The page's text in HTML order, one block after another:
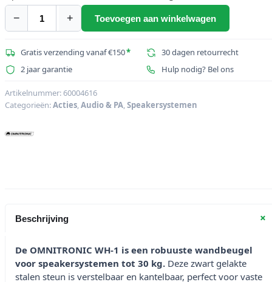
−
OMNITRONIC
1
Wandmontage
kg
max
+ Toevoegen aan winkelwagen
Gratis verzending vanaf €150*
30 dagen retourrecht
2 jaar garantie
Hulp nodig? Bel ons
Artikelnummer:60004616
Categorieën:Acties,Audio & PA,Speakersystemen
Beschrijving +
De OMNITRONIC WH-1 is een robuuste wandbeugel
voor speakersystemen tot 30 kg. Deze zwart gelakte
stalen steun is verstelbaar en kantelbaar, perfect voor vaste